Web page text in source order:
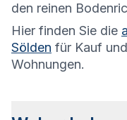
den reinen
Hier finden Sie die
Sölden für Kauf
Wohnungen.